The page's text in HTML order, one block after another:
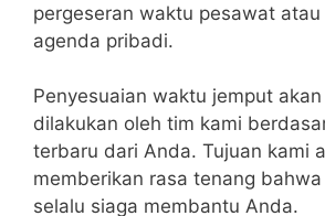
pergeseran waktu pesawat
agenda pribadi.
Penyesuaian waktu jemput
dilakukan oleh tim kami
terbaru dari Anda. Tujuan kami
memberikan rasa tenang
selalu siaga membantu Anda.